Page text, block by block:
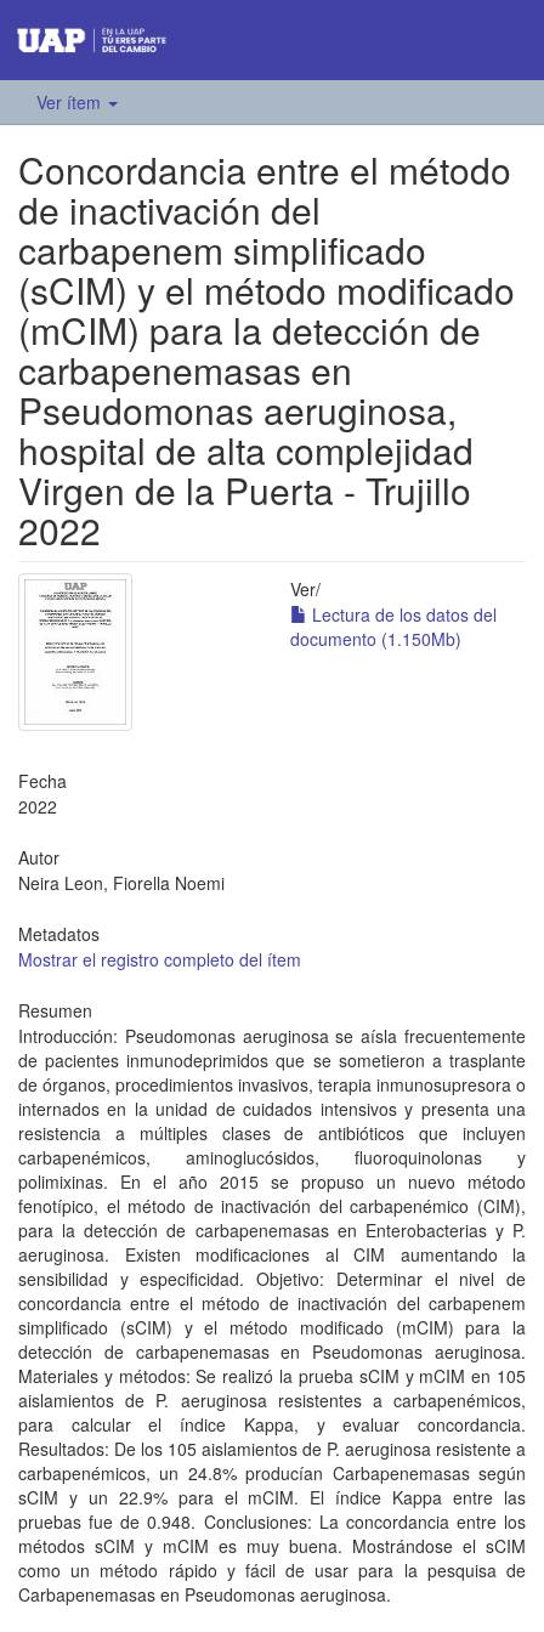
Ver ítem
Concordancia entre el método
de inactivación del
carbapenem simplificado
(sCIM) y el método modificado
(mCIM) para la detección de
carbapenemasas en
Pseudomonas aeruginosa,
hospital de alta complejidad
Virgen de la Puerta - Trujillo
2022
Ver/
Lectura de los datos del
documento (1.150Mb)
Fecha
2022
Autor
Neira Leon, Fiorella Noemi
Metadatos
Mostrar el registro completo del ítem
Resumen
Introducción: Pseudomonas aeruginosa se aísla frecuentemente
de pacientes inmunodeprimidos que se sometieron a trasplante
de órganos, procedimientos invasivos, terapia inmunosupresora o
internados en la unidad de cuidados intensivos y presenta una
resistencia a múltiples clases de antibióticos que incluyen
carbapenémicos, aminoglucósidos, fluoroquinolonas y
polimixinas. En el año 2015 se propuso un nuevo método
fenotípico, el método de inactivación del carbapenémico (CIM),
para la detección de carbapenemasas en Enterobacterias y P.
aeruginosa. Existen modificaciones al CIM aumentando la
sensibilidad y especificidad. Objetivo: Determinar el nivel de
concordancia entre el método de inactivación del carbapenem
simplificado (sCIM) y el método modificado (mCIM) para la
detección de carbapenemasas en Pseudomonas aeruginosa.
Materiales y métodos: Se realizó la prueba sCIM y mCIM en 105
aislamientos de P. aeruginosa resistentes a carbapenémicos,
para calcular el índice Kappa, y evaluar concordancia.
Resultados: De los 105 aislamientos de P. aeruginosa resistente a
carbapenémicos, un 24.8% producían Carbapenemasas según
sCIM y un 22.9% para el mCIM. El índice Kappa entre las
pruebas fue de 0.948. Conclusiones: La concordancia entre los
métodos sCIM y mCIM es muy buena. Mostrándose el sCIM
como un método rápido y fácil de usar para la pesquisa de
Carbapenemasas en Pseudomonas aeruginosa.